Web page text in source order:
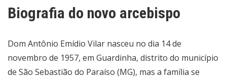
Biografia do novo arcebispo
Dom Antônio Emídio Vilar nasceu no dia 14 de
novembro de 1957, em Guardinha, distrito do município
de São Sebastião do Paraíso (MG), mas a família se